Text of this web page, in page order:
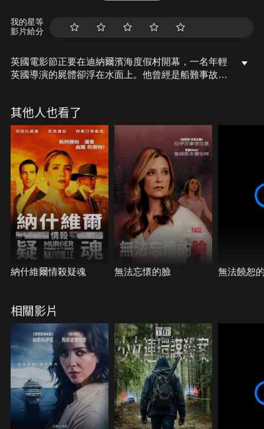
我的星等
影片給分
英國電影節正要在迪納爾濱海度假村開幕，一名年輕
英國導演的屍體卻浮在水面上。他曾經是船難事故的
其他人也看了
納什維爾情殺疑魂 無法忘懷的臉 無法饒恕
相關影片